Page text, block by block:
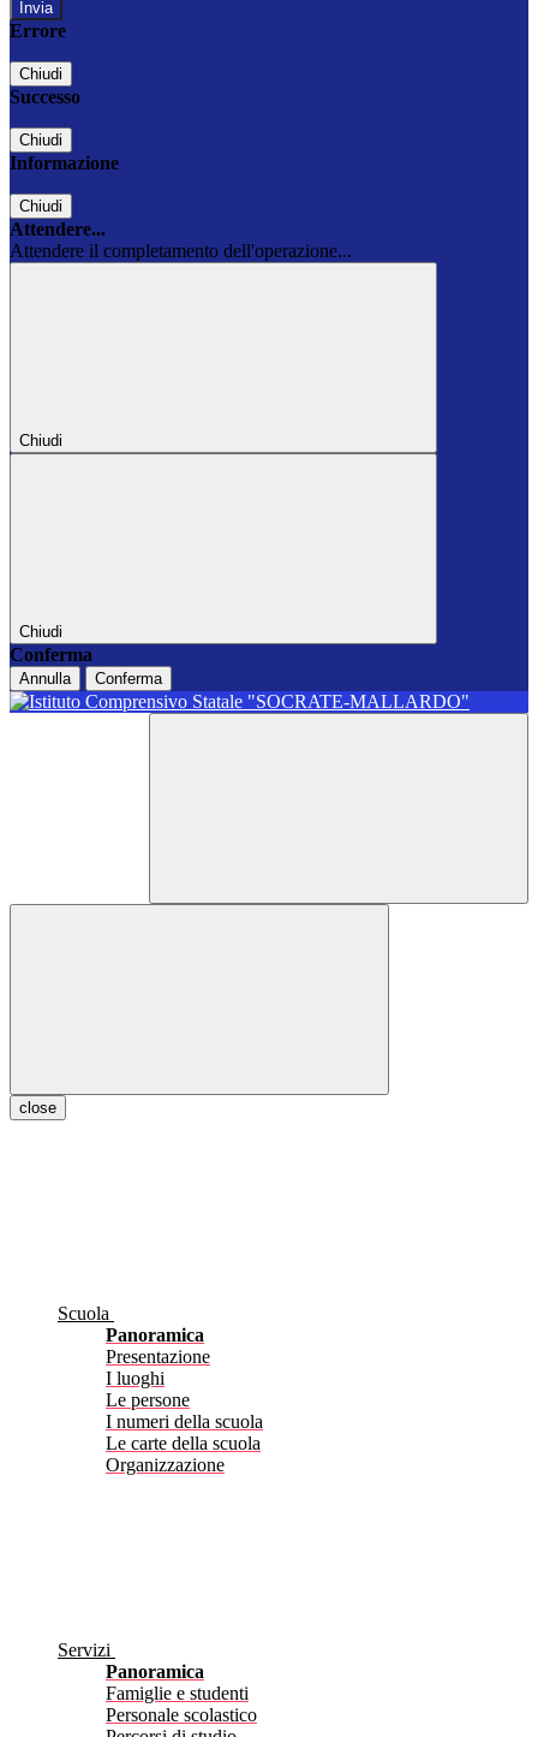
Errore
Chiudi
Successo
Chiudi
Informazione
Chiudi
Attendere...
Attendere il completamento dell'operazione...
Chiudi
Chiudi
Conferma
Annulla Conferma
close
Scuola
Panoramica
Presentazione
I luoghi
Le persone
I numeri della scuola
Le carte della scuola
Organizzazione
Servizi
Panoramica
Famiglie e studenti
Personale scolastico